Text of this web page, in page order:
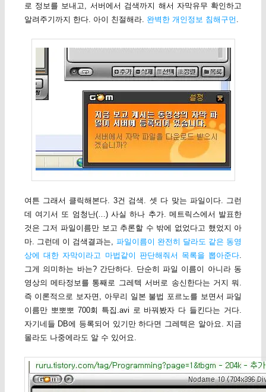
로 정보를 보내고, 서버에서 검색까지 해서 자막유무 확인하고
알려주기까지 한다. 아이 친절해라. 완벽한 개인정보 침해구먼
여튼 그래서 클릭해본다. 3건 검색. 셋 다 맞는 파일이다. 그런
데 여기서 또 엄청난(…) 사실 하나 추가. 메트릭스에서 발표한
것은 그저 파일이름만 보고 추론할 수 밖에 없었다고 했었지 아
마. 그런데 이 검색결과는, 파일이름이 완전히 달라도 같은 동영
상에 대한 자막이라고 마법같이 판단해줘서 목록을 뽑아준다.
그게 의미하는 바는? 간단하다. 단순히 파일 이름이 아니라 동
영상의 메타정보를 통째로 그레텍 서버로 송신한다는 거지 뭐.
즉 이론적으로 보자면, 아무리 일본 불법 포르노를 보면서 파일
이름만 뽀뽀뽀 700회 특집.avi 로 바꿔봤자 다 들킨다는 거다.
자기네들 DB에 등록되어 있기만 하다면 그레텍은 알아요. 지금
몰라도 나중에라도 알 수 있어요.